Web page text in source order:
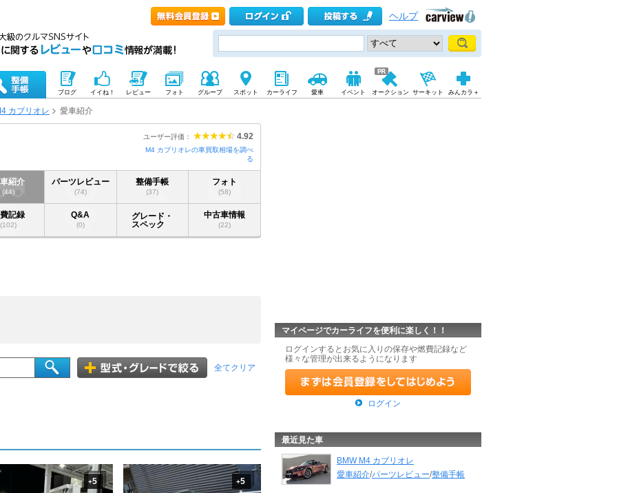
ヘルプ
ブログ イイね！ レビュー フォト グループ スポット カーライフ 愛車 イベント オークション サーキット みんカラ＋
カブリオレ 愛車紹介
ユーザー評価： 4.92
M4 カブリオレの車買取相場を調べ
る
紹介
(44)
パーツレビュー
(74)
整備手帳
(37)
フォト
(58)
記録
(102)
Q&A
(0)
グレード・
スペック
中古車情報
(22)
全てクリア
+5 +5
マイページでカーライフを便利に楽しく！！
ログインするとお気に入りの保存や燃費記録など
様々な管理が出来るようになります
ログイン
最近見た車
BMW M4 カブリオレ
愛車紹介/パーツレビュー/整備手帳